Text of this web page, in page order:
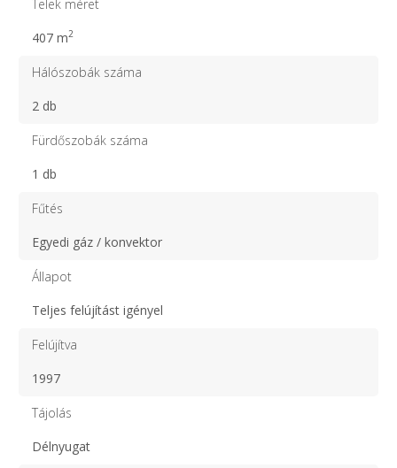
Telek méret
407 m2
Hálószobák száma
2 db
Fürdőszobák száma
1 db
Fűtés
Egyedi gáz / konvektor
Állapot
Teljes felújítást igényel
Felújítva
1997
Tájolás
Délnyugat